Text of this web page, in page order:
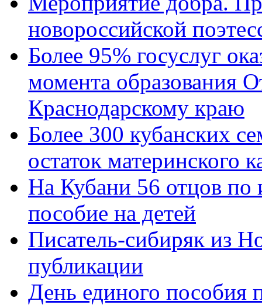
новороссийской
Более 95% госуслуг
момента образования
Краснодарскому краю
Более 300 кубанских
остаток материнского
На Кубани 56 отцов по
пособие на детей
Писатель-сибиряк из
публикации
День единого пособия